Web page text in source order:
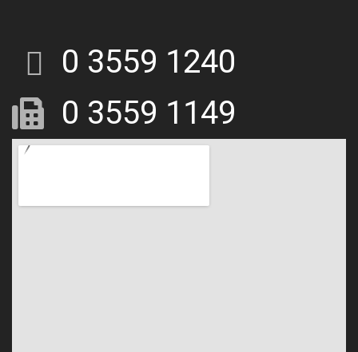
0 3559 1240
0 3559 1149